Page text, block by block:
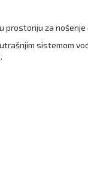
prostoriju za
sistemom